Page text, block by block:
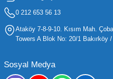
işletmelerin stoklarını
yaş grubuna hitap
Mega Oyuncak olarak
yelpazesiyle,
0 212 653 56 13
Ataköy 7-8-9-10. Kısım Mah.
Towers A Blok No: 20/1 Bakırköy
Sosyal Medya